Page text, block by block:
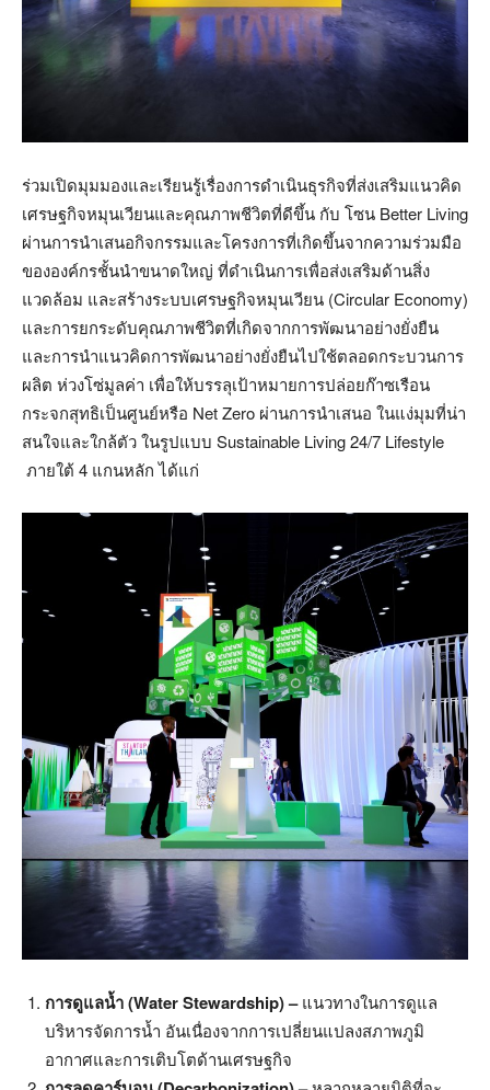
ร่วมเปิดมุมมองและเรียนรู้เรื่องการดำเนินธุรกิจที่ส่งเสริมแนวคิด
เศรษฐกิจหมุนเวียนและคุณภาพชีวิตที่ดีขึ้น กับ โซน Better Living
ผ่านการนำเสนอกิจกรรมและโครงการที่เกิดขึ้นจากความร่วมมือ
ขององค์กรชั้นนำขนาดใหญ่ ที่ดำเนินการเพื่อส่งเสริมด้านสิ่ง
แวดล้อม และสร้างระบบเศรษฐกิจหมุนเวียน (Circular Economy)
และการยกระดับคุณภาพชีวิตที่เกิดจากการพัฒนาอย่างยั่งยืน
และการนำแนวคิดการพัฒนาอย่างยั่งยืนไปใช้ตลอดกระบวนการ
ผลิต ห่วงโซ่มูลค่า เพื่อให้บรรลุเป้าหมายการปล่อยก๊าซเรือน
กระจกสุทธิเป็นศูนย์หรือ Net Zero ผ่านการนำเสนอ ในแง่มุมที่น่า
สนใจและใกล้ตัว ในรูปแบบ Sustainable Living 24/7 Lifestyle
ภายใต้ 4 แกนหลัก ได้แก่
การดูแลน้ำ (Water Stewardship) –แนวทางในการดูแล
บริหารจัดการน้ำ อันเนื่องจากการเปลี่ยนแปลงสภาพภูมิ
อากาศและการเติบโตด้านเศรษฐกิจ